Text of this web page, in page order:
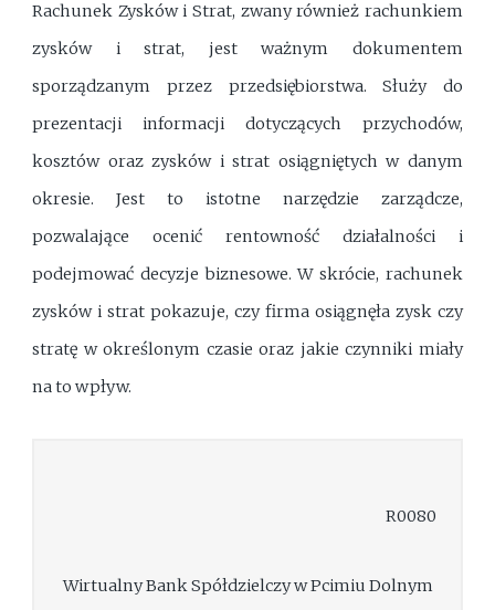
Rachunek Zysków i Strat, zwany również rachunkiem
zysków i strat, jest ważnym dokumentem
sporządzanym przez przedsiębiorstwa. Służy do
prezentacji informacji dotyczących przychodów,
kosztów oraz zysków i strat osiągniętych w danym
okresie. Jest to istotne narzędzie zarządcze,
pozwalające ocenić rentowność działalności i
podejmować decyzje biznesowe. W skrócie, rachunek
zysków i strat pokazuje, czy firma osiągnęła zysk czy
stratę w określonym czasie oraz jakie czynniki miały
na to wpływ.
R0080
Wirtualny Bank Spółdzielczy w Pcimiu Dolnym